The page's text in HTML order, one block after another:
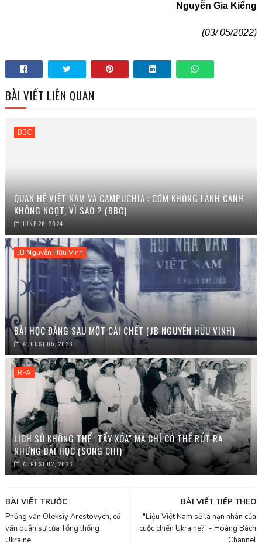
Nguyễn Gia Kiểng
(03/ 05/2022)
BÀI VIẾT LIÊN QUAN
BBC
QUAN HỆ VIỆT NAM VÀ CAMPUCHIA : CƠM KHÔNG LÀNH CANH
KHÔNG NGỌT, VÌ SAO ? (BBC)
JUNE 26, 2024
JB Nguyễn Hữu Vinh
BÀI HỌC ĐẰNG SAU MỘT CÁI CHẾT (JB NGUYỄN HỮU VINH)
AUGUST 05, 2023
RFA
LỊCH SỬ KHÔNG THỂ "TẨY XÓA" MÀ CHỈ CÓ THỂ RÚT RA
NHỮNG BÀI HỌC (SONG CHI)
AUGUST 02, 2023
BÀI VIẾT TIẾP THEO
"Liệu Việt Nam sẽ là nạn nhân của
cuộc chiến Ukraine?" - Hoàng Bách
Channel
BÀI VIẾT TRƯỚC
Phỏng vấn Oleksiy Arestovych, cố
vấn quân sự của Tổng thống
Ukraine